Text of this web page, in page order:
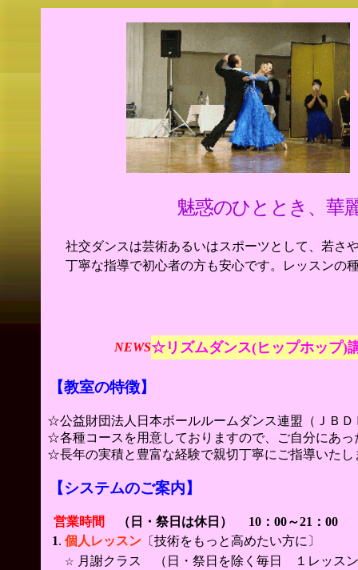
魅惑のひととき、華
社交ダンスは芸術あるいはスポーツとして、若さ
丁寧な指導で初心者の方も安心です。レッスンの
NEWS☆リズムダンス(ヒップホップ)
【教室の特徴】
☆公益財団法人日本ボールルームダンス連盟（ＪＢＤ
☆各種コースを用意しておりますので、ご自分にあ
☆長年の実積と豊富な経験で親切丁寧にご指導いたし
【システムのご案内】
営業時間
（日・祭日は休日） 10：00～21：00
1. 個人レッスン 〔技術をもっと高めたい方に〕
☆ 月謝クラス （日・祭日を除く毎日 １レッスン